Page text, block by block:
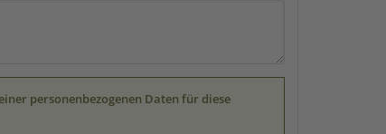
personenbezogenen Daten für diese